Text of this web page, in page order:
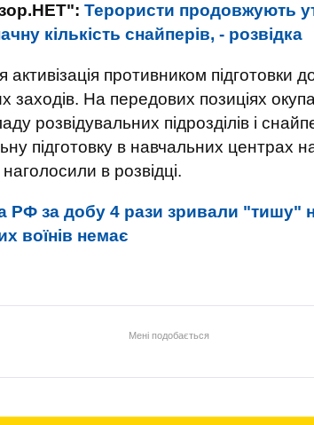
Терористи продовжують
кількість снайперів, - розвідка
активізація противником підготовки
заходів. На передових позиціях
розвідувальних підрозділів і
підготовку в навчальних центрах
в розвідці.
РФ за добу 4 рази зривали "тишу"
воїнів немає
Мені подобається